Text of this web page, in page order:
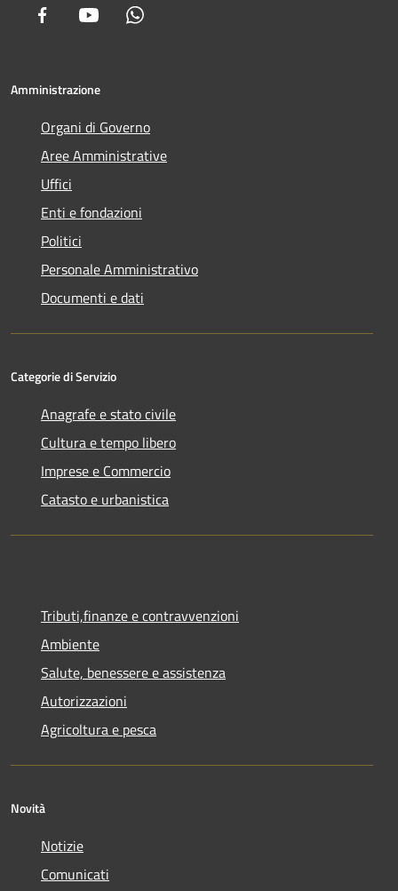
Facebook Youtube
Amministrazione
Organi di Governo
Aree Amministrative
Uffici
Enti e fondazioni
Politici
Personale Amministrativo
Documenti e dati
Categorie di Servizio
Anagrafe e stato civile
Cultura e tempo libero
Imprese e Commercio
Catasto e urbanistica
Tributi,finanze e contravvenzioni
Ambiente
Salute, benessere e assistenza
Autorizzazioni
Agricoltura e pesca
Novità
Notizie
Comunicati